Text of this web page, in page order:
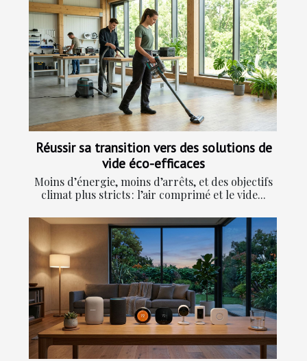
Réussir sa transition vers des solutions de
vide éco-efficaces
Moins d’énergie, moins d’arrêts, et des objectifs
climat plus stricts : l’air comprimé et le vide...